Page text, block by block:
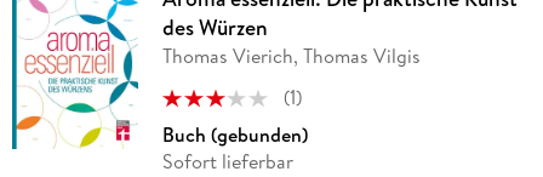
des Würzen
Thomas Vierich, Thomas Vilgis
(1)
Buch (gebunden)
Sofort lieferbar